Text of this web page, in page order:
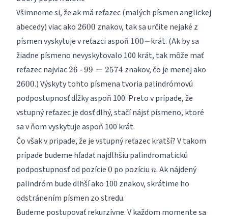
Všimneme si, že ak má reťazec (malých písmen anglickej
abecedy) viac ako 2600
2600 znakov, tak sa určite nejaké z
písmen vyskytuje v reťazci aspoň 100-
100−krát. (Ak by sa
žiadne písmeno nevyskytovalo 100 krát, tak môže mať
reťazec najviac 26\cdot
2574
26 ⋅ 99 = 2574 znakov, čo je menej ako
2600.) Výskyty tohto písmena tvoria palindrómovú
podpostupnosť dĺžky aspoň 100. Preto v prípade, že
vstupný reťazec je dosť dlhý, stačí nájsť písmeno, ktoré
sa v ňom vyskytuje aspoň 100 krát.
Čo však v pripade, že je vstupný reťazec kratší? V takom
prípade budeme hľadať najdlhšiu palindromatickú
podpostupnosť od pozície 0
0 po pozíciu n
n. Ak nájdený
palindróm bude dlhší ako 100 znakov, skrátime ho
odstránením písmen zo stredu.
Budeme postupovať rekurzívne. V každom momente sa